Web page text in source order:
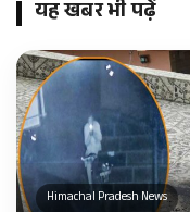
यह खबर भी पढ़ें
Himachal Pradesh News